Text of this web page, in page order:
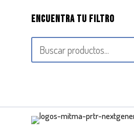
Encuentra tu filtro